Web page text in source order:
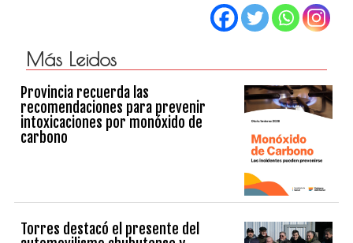
Más Leidos
Provincia recuerda las
recomendaciones para prevenir
intoxicaciones por monóxido de
carbono
Torres destacó el presente del